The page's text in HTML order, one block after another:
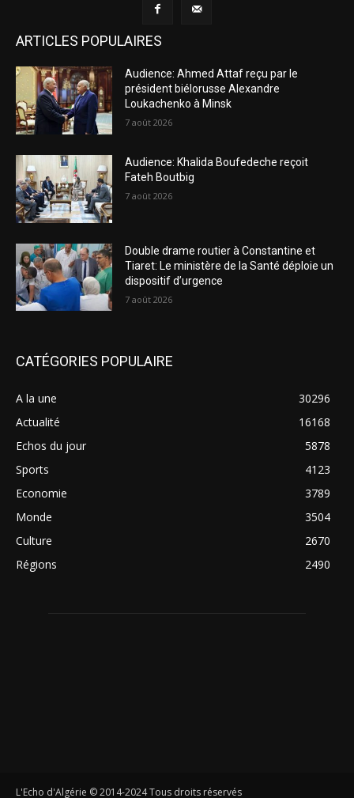
ARTICLES POPULAIRES
Audience: Ahmed Attaf reçu par le
président biélorusse Alexandre
Loukachenko à Minsk
7 août 2026
Audience: Khalida Boufedeche reçoit
Fateh Boutbig
7 août 2026
Double drame routier à Constantine et
Tiaret: Le ministère de la Santé déploie un
dispositif d’urgence
7 août 2026
CATÉGORIES POPULAIRE
A la une
30296
Actualité
16168
Echos du jour
5878
Sports
4123
Economie
3789
Monde
3504
Culture
2670
Régions
2490
L'Echo d'Algérie © 2014-2024 Tous droits réservés